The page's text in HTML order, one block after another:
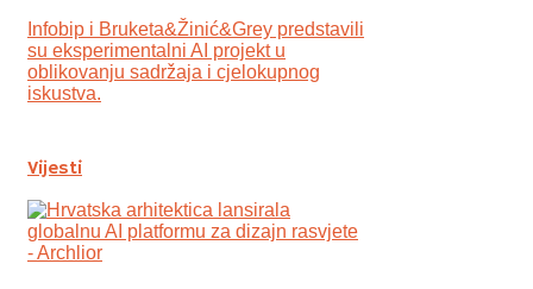
Infobip i Bruketa&Žinić&Grey predstavili
su eksperimentalni AI projekt u
oblikovanju sadržaja i cjelokupnog
iskustva.
Vijesti